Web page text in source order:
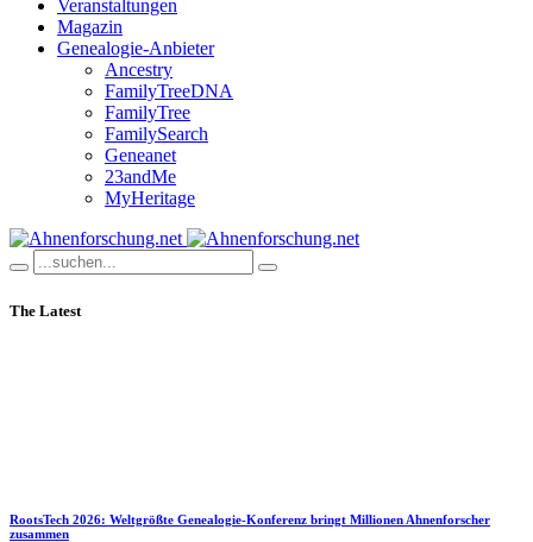
Veranstaltungen
Magazin
Genealogie-Anbieter
Ancestry
FamilyTreeDNA
FamilyTree
FamilySearch
Geneanet
23andMe
MyHeritage
The Latest
RootsTech 2026: Weltgrößte Genealogie-Konferenz bringt Millionen Ahnenforscher
zusammen